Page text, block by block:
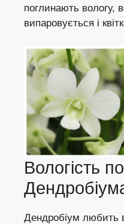
поглинають вологу,
випаровується і
Вологість
Дендробіум любить